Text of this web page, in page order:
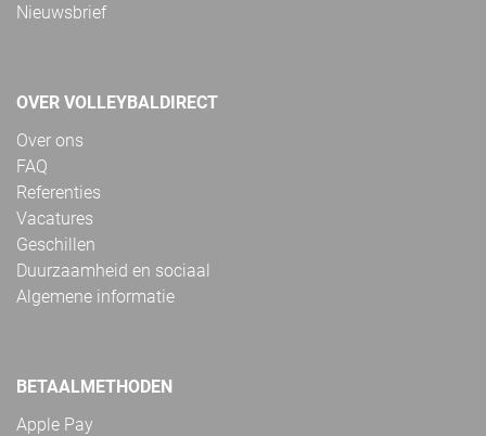
Nieuwsbrief
OVER VOLLEYBALDIRECT
Over ons
FAQ
Referenties
Vacatures
Geschillen
Duurzaamheid en sociaal
Algemene informatie
BETAALMETHODEN
Apple Pay